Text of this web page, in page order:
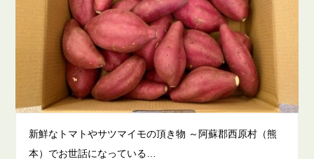
新鮮なトマトやサツマイモの頂き物 ～阿蘇郡西原村（熊
本）でお世話になっている…